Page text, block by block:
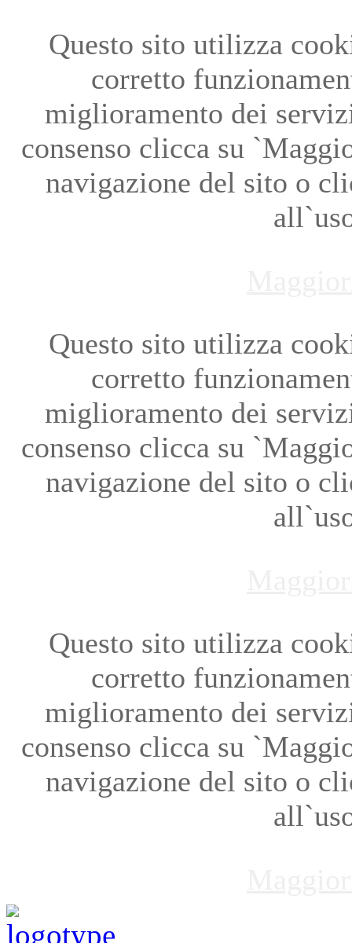
Questo sito utilizza
corretto
miglioramento dei
consenso clicca su
navigazione del sito o
Questo sito utilizza
corretto
miglioramento dei
consenso clicca su
navigazione del sito o
Questo sito utilizza
corretto
miglioramento dei
consenso clicca su
navigazione del sito o